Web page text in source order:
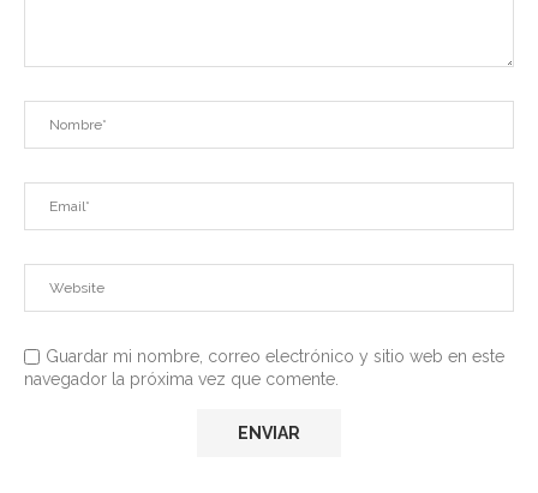
Guardar mi nombre, correo electrónico y sitio web en este
navegador la próxima vez que comente.